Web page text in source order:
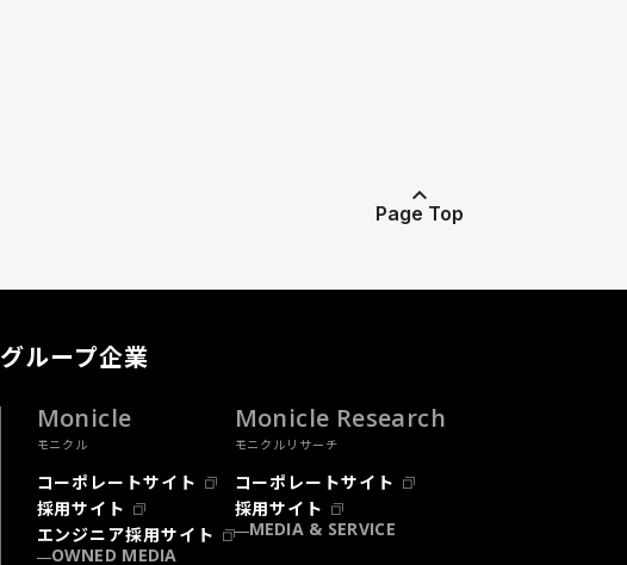
Page Top
グループ企業
Monicle
モニクル
コーポレートサイト
採用サイト
エンジニア採用サイト
OWNED MEDIA
Monicle Research
モニクルリサーチ
コーポレートサイト
採用サイト
MEDIA & SERVICE